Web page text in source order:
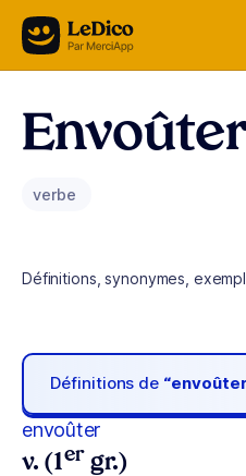
Aller au contenu
verbe
Définitions, synonymes,
Définitions de
envoûter
v. (1er gr.)